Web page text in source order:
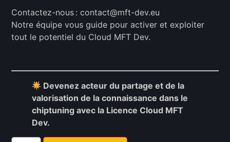
Contactez-nous : contact@mft-dev.eu
Notre équipe vous guide pour activer et exploiter
tout le potentiel du Cloud MFT Dev.
Devenez acteur du partage et de la
valorisation de la connaissance dans le
chiptuning avec la Licence Cloud MFT
Dev.